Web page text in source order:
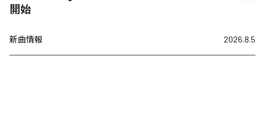
開始
新曲情報 2026.8.5